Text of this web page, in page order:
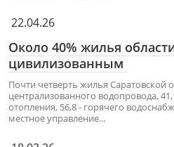
22.04.26
Около 40% жилья
цивилизованным
Почти четверть жилья Саратовской
централизованного водопровода,
отопления, 56,8 - горячего
местное управление...